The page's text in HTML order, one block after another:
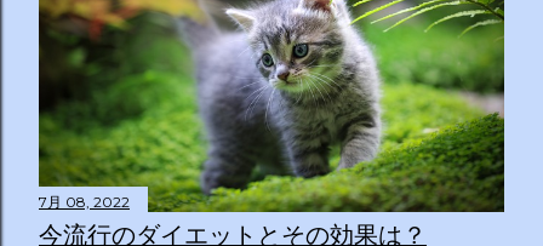
7月 08, 2022
今流行のダイエットとその効果は？